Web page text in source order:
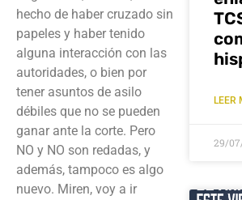
hecho de haber cruzado sin
papeles y haber tenido
alguna interacción con las
autoridades, o bien por
tener asuntos de asilo
débiles que no se pueden
ganar ante la corte. Pero
NO y NO son redadas, y
además, tampoco es algo
nuevo. Miren, voy a ir
LEER
29/